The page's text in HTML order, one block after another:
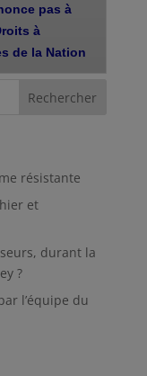
résistante
et
durant la
?
l’équipe du